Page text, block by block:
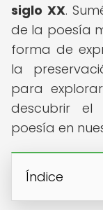
siglo XX.
de la poesía
forma de
la
para
descubrir
poesía en
Índice